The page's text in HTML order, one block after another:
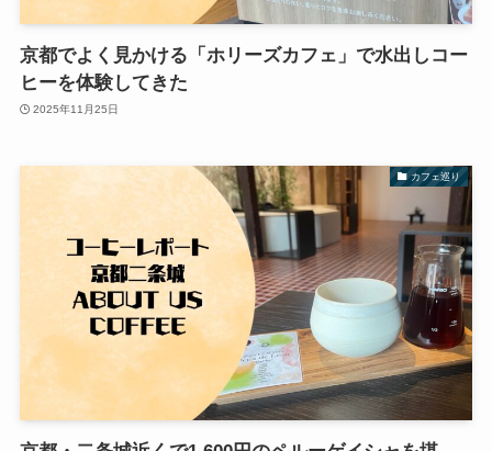
京都でよく見かける「ホリーズカフェ」で水出しコー
ヒーを体験してきた
2025年11月25日
カフェ巡り